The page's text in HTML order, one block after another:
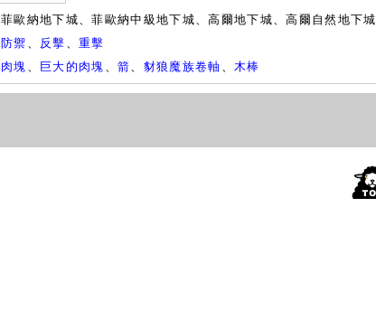
菲歐納地下城、菲歐納中級地下城、高爾地下城、高爾自然地下城
防禦 、 反擊 、重擊
肉塊 、 巨大的肉塊 、箭、 豺狼魔族卷軸 、木棒